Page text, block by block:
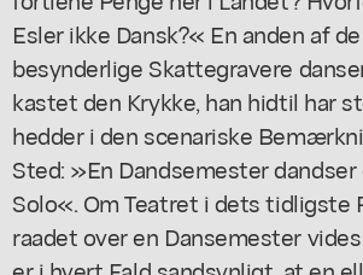
Esler ikke Dansk?« En anden af
besynderlige Skattegravere
kastet den Krykke, han hidtil har
hedder i den scenariske
Sted: »En Dandsemester
Solo«. Om Teatret i dets tidligste
raadet over en Dansemester